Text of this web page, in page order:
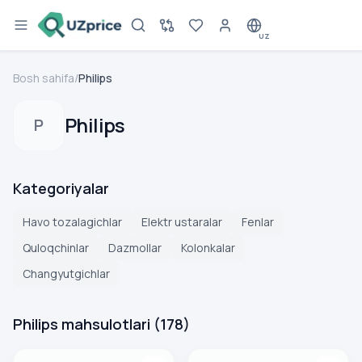
UZ
Bosh sahifa/Philips
P Philips
Kategoriyalar
Havo tozalagichlar Elektr ustaralar
Fenlar
Quloqchinlar
Dazmollar
Kolonkalar
Changyutgichlar
Philips mahsulotlari (178)